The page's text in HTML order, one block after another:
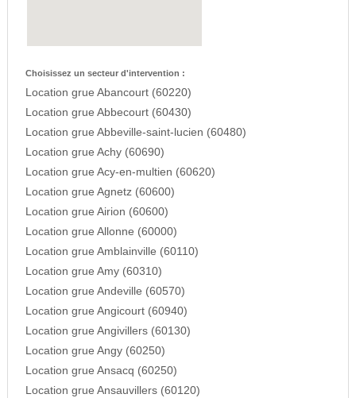
Choisissez un secteur d'intervention :
Location grue Abancourt (60220)
Location grue Abbecourt (60430)
Location grue Abbeville-saint-lucien (60480)
Location grue Achy (60690)
Location grue Acy-en-multien (60620)
Location grue Agnetz (60600)
Location grue Airion (60600)
Location grue Allonne (60000)
Location grue Amblainville (60110)
Location grue Amy (60310)
Location grue Andeville (60570)
Location grue Angicourt (60940)
Location grue Angivillers (60130)
Location grue Angy (60250)
Location grue Ansacq (60250)
Location grue Ansauvillers (60120)